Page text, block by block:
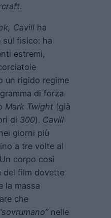
.
Cavill ha
sul fisico: ha
estremi,
un rigido regime
di forza
Mark Twight (già
di 300). Cavill
giorni più
a tre volte al
corpo così
del film dovette
la massa
che
nelle